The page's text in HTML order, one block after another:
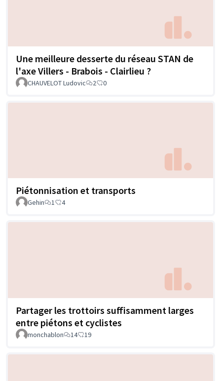
Une meilleure desserte du réseau STAN de
l'axe Villers - Brabois - Clairlieu ?
CHAUVELOT Ludovic 2 0
Piétonnisation et transports
Gehin 1 4
Partager les trottoirs suffisamment larges
entre piétons et cyclistes
monchablon 14 19